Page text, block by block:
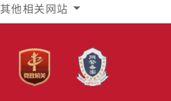
其他相关网站